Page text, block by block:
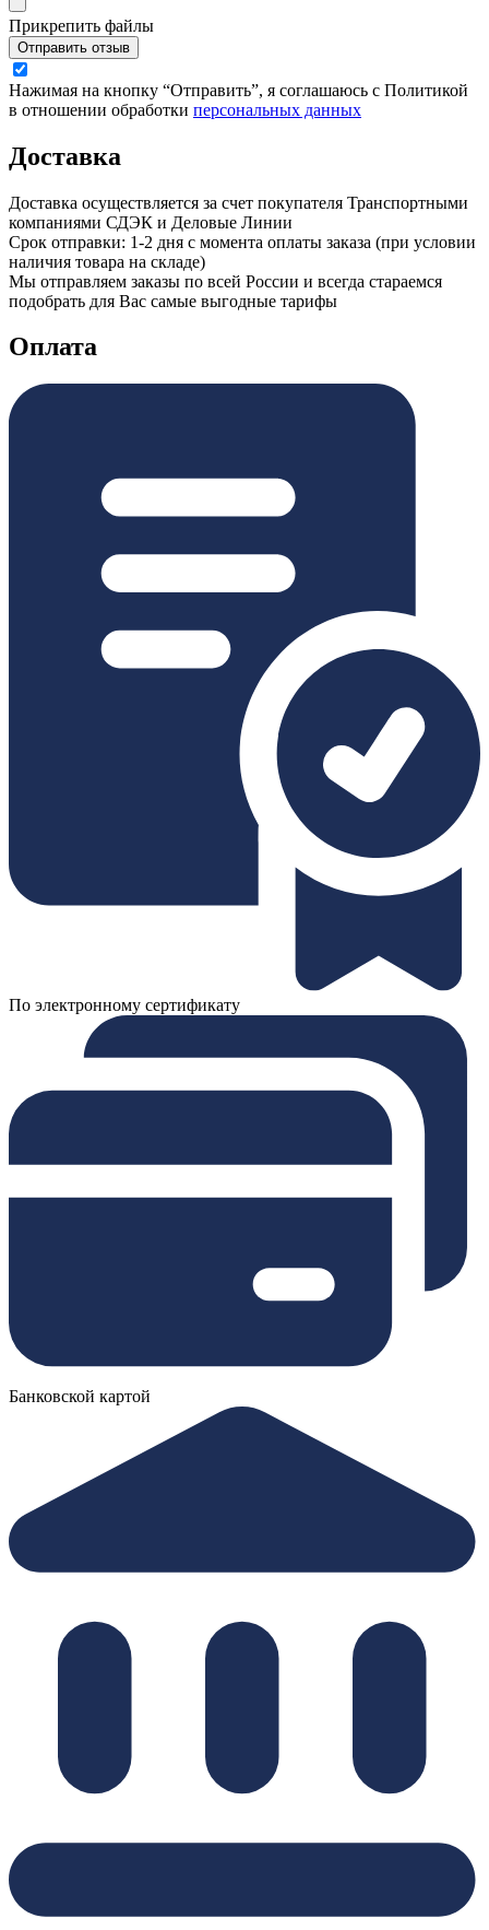
Прикрепить файлы
Отправить отзыв
Нажимая на кнопку “Отправить”, я соглашаюсь с Политикой
в отношении обработки персональных данных
Доставка
Доставка осуществляется за счет покупателя Транспортными
компаниями СДЭК и Деловые Линии
Срок отправки: 1-2 дня с момента оплаты заказа (при условии
наличия товара на складе)
Мы отправляем заказы по всей России и всегда стараемся
подобрать для Вас самые выгодные тарифы
Оплата
По электронному сертификату
Банковской картой